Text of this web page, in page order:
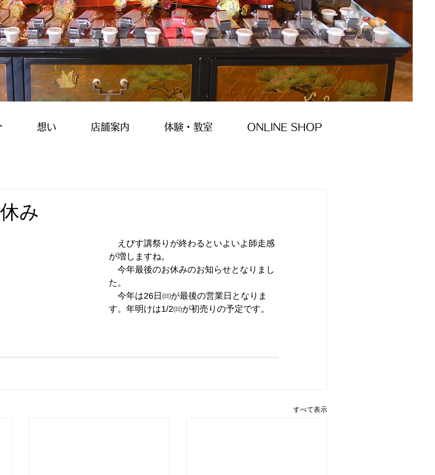
み
えびす講祭りが終わるといよいよ師走感
が増しますね。
今年最後のお休みのお知らせとなりまし
た。
今年は26日㈰が最後の営業日となりま
す。年明けは1/2㈰が初売りの予定です。
すべて表示
想い 店舗案内 体験・教室 ONLINE SHOP